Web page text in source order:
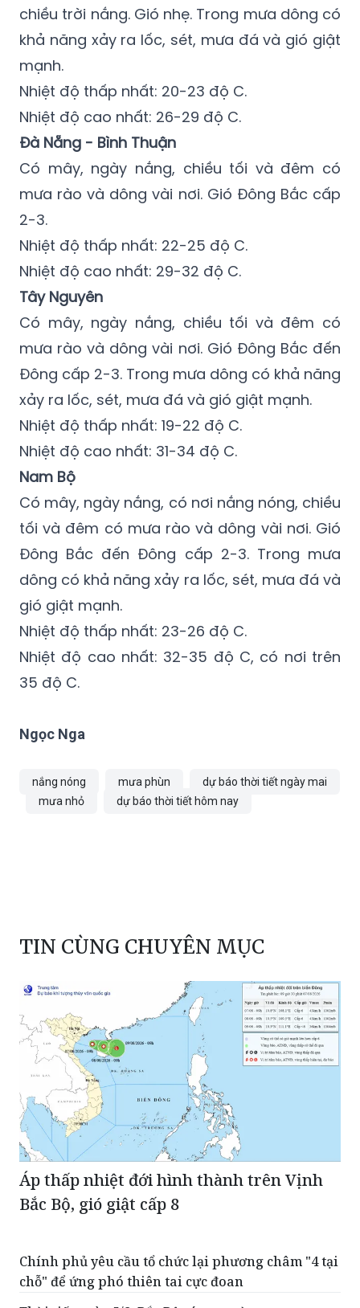
chiều trời nắng. Gió nhẹ. Trong mưa dông có
khả năng xảy ra lốc, sét, mưa đá và gió giật
mạnh.
Nhiệt độ thấp nhất: 20-23 độ C.
Nhiệt độ cao nhất: 26-29 độ C.
Đà Nẵng - Bình Thuận
Có mây, ngày nắng, chiều tối và đêm có
mưa rào và dông vài nơi. Gió Đông Bắc cấp
2-3.
Nhiệt độ thấp nhất: 22-25 độ C.
Nhiệt độ cao nhất: 29-32 độ C.
Tây Nguyên
Có mây, ngày nắng, chiều tối và đêm có
mưa rào và dông vài nơi. Gió Đông Bắc đến
Đông cấp 2-3. Trong mưa dông có khả năng
xảy ra lốc, sét, mưa đá và gió giật mạnh.
Nhiệt độ thấp nhất: 19-22 độ C.
Nhiệt độ cao nhất: 31-34 độ C.
Nam Bộ
Có mây, ngày nắng, có nơi nắng nóng, chiều
tối và đêm có mưa rào và dông vài nơi. Gió
Đông Bắc đến Đông cấp 2-3. Trong mưa
dông có khả năng xảy ra lốc, sét, mưa đá và
gió giật mạnh.
Nhiệt độ thấp nhất: 23-26 độ C.
Nhiệt độ cao nhất: 32-35 độ C, có nơi trên
35 độ C.
Ngọc Nga
nắng nóng mưa phùn
dự báo thời tiết ngày mai
mưa nhỏ
dự báo thời tiết hôm nay
TIN CÙNG CHUYÊN MỤC
Áp thấp nhiệt đới hình thành trên Vịnh
Bắc Bộ, gió giật cấp 8
Chính phủ yêu cầu tổ chức lại phương châm "4 tại
chỗ" để ứng phó thiên tai cực đoan